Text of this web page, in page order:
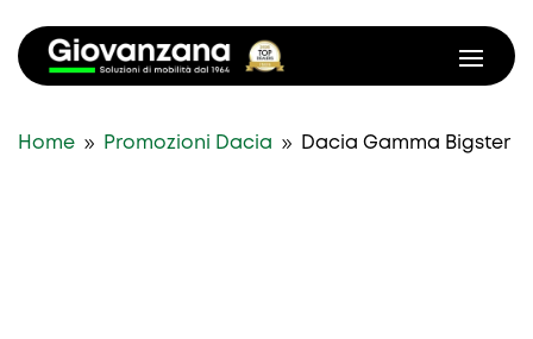
Home 9 Promozioni Dacia 9 Dacia Gamma Bigster